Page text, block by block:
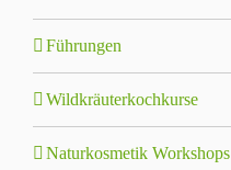
Führungen
Wildkräuterkochkurse
Naturkosmetik Workshops